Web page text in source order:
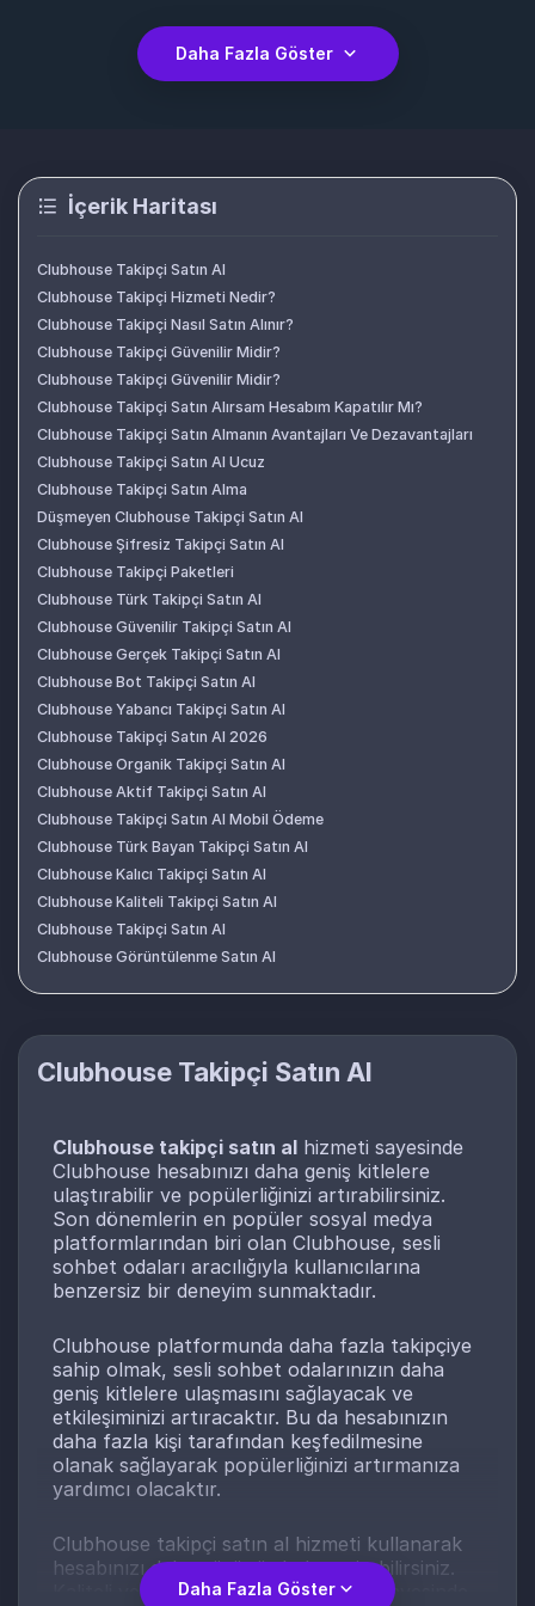
Daha Fazla Göster
İçerik Haritası
Clubhouse Takipçi Satın Al
Clubhouse Takipçi Hizmeti Nedir?
Clubhouse Takipçi Nasıl Satın Alınır?
Clubhouse Takipçi Güvenilir Midir?
Clubhouse Takipçi Güvenilir Midir?
Clubhouse Takipçi Satın Alırsam Hesabım Kapatılır Mı?
Clubhouse Takipçi Satın Almanın Avantajları Ve Dezavantajları
Clubhouse Takipçi Satın Al Ucuz
Clubhouse Takipçi Satın Alma
Düşmeyen Clubhouse Takipçi Satın Al
Clubhouse Şifresiz Takipçi Satın Al
Clubhouse Takipçi Paketleri
Clubhouse Türk Takipçi Satın Al
Clubhouse Güvenilir Takipçi Satın Al
Clubhouse Gerçek Takipçi Satın Al
Clubhouse Bot Takipçi Satın Al
Clubhouse Yabancı Takipçi Satın Al
Clubhouse Takipçi Satın Al 2026
Clubhouse Organik Takipçi Satın Al
Clubhouse Aktif Takipçi Satın Al
Clubhouse Takipçi Satın Al Mobil Ödeme
Clubhouse Türk Bayan Takipçi Satın Al
Clubhouse Kalıcı Takipçi Satın Al
Clubhouse Kaliteli Takipçi Satın Al
Clubhouse Takipçi Satın Al
Clubhouse Görüntülenme Satın Al
Clubhouse Takipçi Satın Al
Clubhouse takipçi satın al hizmeti sayesinde
Clubhouse hesabınızı daha geniş kitlelere
ulaştırabilir ve popülerliğinizi artırabilirsiniz.
Son dönemlerin en popüler sosyal medya
platformlarından biri olan Clubhouse, sesli
sohbet odaları aracılığıyla kullanıcılarına
benzersiz bir deneyim sunmaktadır.
Clubhouse platformunda daha fazla takipçiye
sahip olmak, sesli sohbet odalarınızın daha
geniş kitlelere ulaşmasını sağlayacak ve
etkileşiminizi artıracaktır. Bu da hesabınızın
daha fazla kişi tarafından keşfedilmesine
olanak sağlayarak popülerliğinizi artırmanıza
yardımcı olacaktır.
Clubhouse takipçi satın al hizmeti kullanarak
hesabınızı daha görünür hale getirebilirsiniz.
Kaliteli ve etkileşim odaklı takipçiler sayesinde
Daha Fazla Göster